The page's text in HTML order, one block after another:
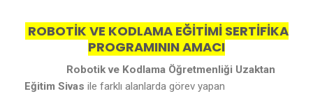
ROBOTİK VE KODLAMA EĞİTİMİ SERTİFİKA
PROGRAMININ AMACI
Robotik ve Kodlama Öğretmenliği Uzaktan
Eğitim Sivas ile farklı alanlarda görev yapan